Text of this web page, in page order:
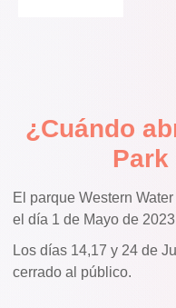
¿Cuándo
Park
El parque Western
el día 1 de Mayo de
Los días 14,17 y 24 de
cerrado al público.